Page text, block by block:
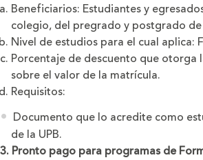
Beneficiarios: Estudiantes y
colegio, del pregrado y postgrado de
Nivel de estudios para el cual aplica:
Porcentaje de descuento que otorga
sobre el valor de la matrícula.
Requisitos:
Documento que lo acredite como
de la UPB.
3. Pronto pago para programas de